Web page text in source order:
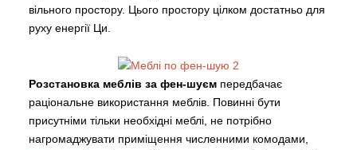
вільного простору. Цього простору цілком достатньо для
руху енергії Ци.
Розстановка меблів за фен-шуєм передбачає
раціональне використання меблів. Повинні бути
присутніми тільки необхідні меблі, не потрібно
нагромаджувати приміщення численними комодами,